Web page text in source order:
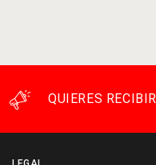
QUIERES